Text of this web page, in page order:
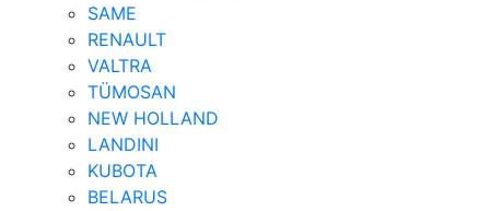
SAME
RENAULT
VALTRA
TÜMOSAN
NEW HOLLAND
LANDINI
KUBOTA
BELARUS